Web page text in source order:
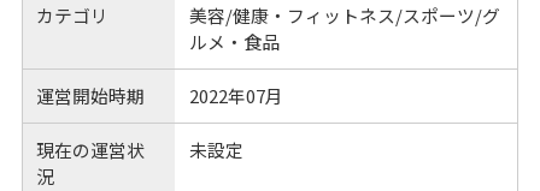
カテゴリ
美容/健康・フィットネス/スポーツ/グ
ルメ・食品
運営開始時期 2022年07月
現在の運営状
況
未設定